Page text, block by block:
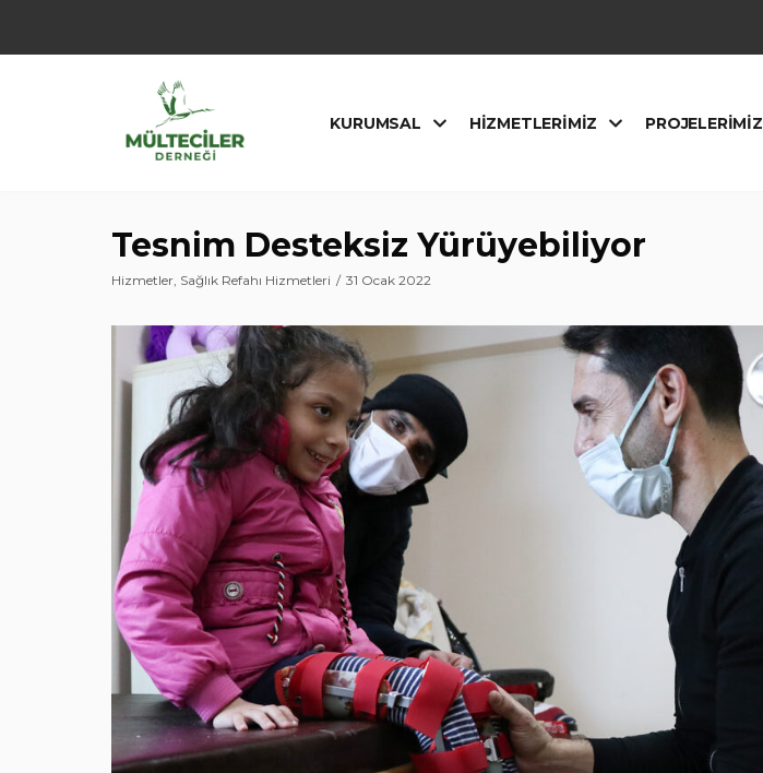
geç
KURUMSAL HIZMETLERIMIZ PROJELERIMIZ
Tesnim Desteksiz Yürüyebiliyor
Hizmetler, Sağlık Refahı Hizmetleri 31 Ocak 2022